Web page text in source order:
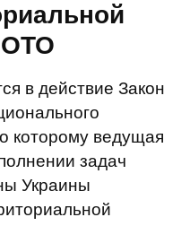
в действие Закон
которому ведущая
задач
Украины